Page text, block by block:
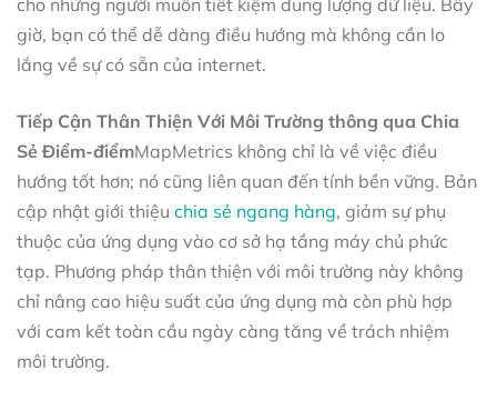
giờ, bạn có thể dễ dàng điều hướng mà không cần lo
lắng về sự có sẵn của internet.
Tiếp Cận Thân Thiện Với Môi Trường thông qua Chia
Sẻ Điểm-điểmMapMetrics không chỉ là về việc điều
hướng tốt hơn; nó cũng liên quan đến tính bền vững. Bản
cập nhật giới thiệu chia sẻ ngang hàng, giảm sự phụ
thuộc của ứng dụng vào cơ sở hạ tầng máy chủ phức
tạp. Phương pháp thân thiện với môi trường này không
chỉ nâng cao hiệu suất của ứng dụng mà còn phù hợp
với cam kết toàn cầu ngày càng tăng về trách nhiệm
môi trường.